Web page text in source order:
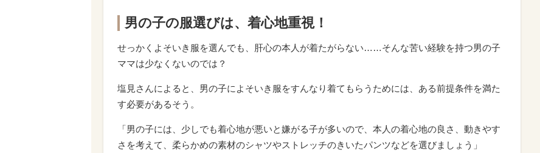
男の子の服選びは、着心地重視！
せっかくよそいき服を選んでも、肝心の本人が着たがらない……そんな苦い経験を持つ男の子
ママは少なくないのでは？
塩見さんによると、男の子によそいき服をすんなり着てもらうためには、ある前提条件を満た
す必要があるそう。
「男の子には、少しでも着心地が悪いと嫌がる子が多いので、本人の着心地の良さ、動きやす
さを考えて、柔らかめの素材のシャツやストレッチのきいたパンツなどを選びましょう」